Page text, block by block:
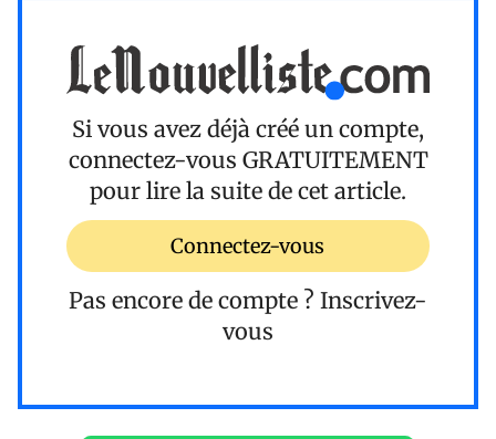
Si vous avez déjà créé un compte,
connectez-vous GRATUITEMENT
pour lire la suite de cet article.
Connectez-vous
Pas encore de compte ? Inscrivez-
vous